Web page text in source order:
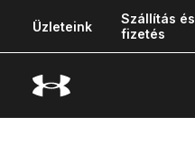
Üzleteink
Szállítás és
fizetés